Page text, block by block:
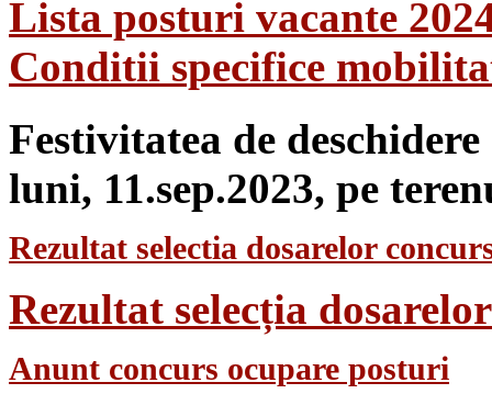
Lista posturi vacante
Conditii specifice
Festivitatea de
luni, 11.sep.2023, pe
Rezultat selectia dosarelor
Rezultat selecția
Anunt concurs ocupare posturi